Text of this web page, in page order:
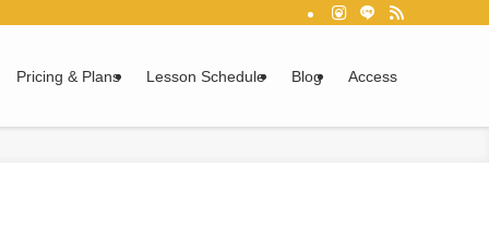
Pricing & Plans Lesson Schedule Blog Access